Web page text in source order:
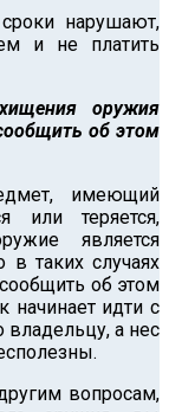
нарушают,
и не платить
оружия
об этом
имеющий
или теряется,
является
таких случаях
об этом
начинает идти с
владельцу, а нес
вопросам,